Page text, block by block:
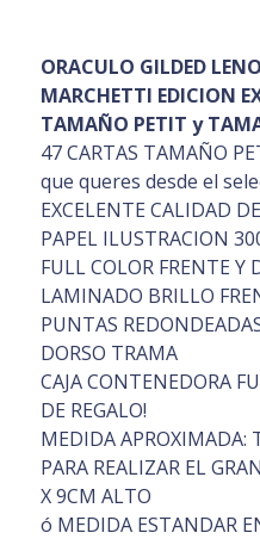
ORACULO GILDED
MARCHETTI EDICION
TAMAÑO PETIT y
47 CARTAS TAMAÑO
que queres desde el
EXCELENTE CALIDAD
PAPEL ILUSTRACION
FULL COLOR FRENTE Y
LAMINADO BRILLO
PUNTAS
DORSO TRAMA
CAJA CONTENEDORA
DE REGALO!
MEDIDA APROXIMADA:
PARA REALIZAR EL
X 9CM ALTO
ó MEDIDA ESTANDAR